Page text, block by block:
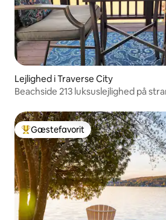
Lejlighed i Traverse City
Beachside 213 luksuslejlighed på
Bedste gæstefavorit
Gæstefavorit